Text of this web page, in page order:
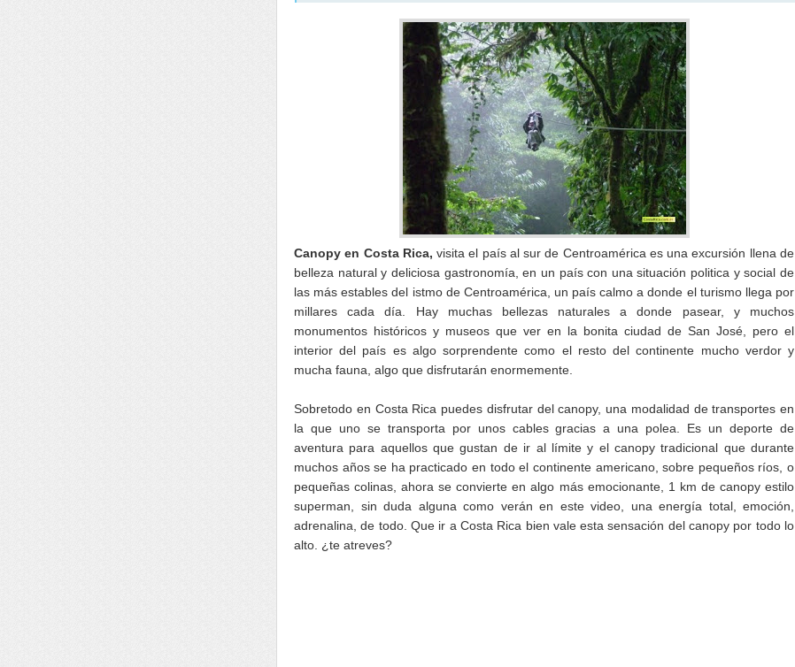
Canopy en Costa Rica,visita el país al sur de Centroamérica es una excursión llena de
belleza natural y deliciosa gastronomía, en un país con una situación politica y social de
las más estables del istmo de Centroamérica, un país calmo a donde el turismo llega por
millares cada día. Hay muchas bellezas naturales a donde pasear, y muchos
monumentos históricos y museos que ver en la bonita ciudad de San José, pero el
interior del país es algo sorprendente como el resto del continente mucho verdor y
mucha fauna, algo que disfrutarán enormemente.
Sobretodo en Costa Rica puedes disfrutar del canopy, una modalidad de transportes en
la que uno se transporta por unos cables gracias a una polea. Es un deporte de
aventura para aquellos que gustan de ir al límite y el canopy tradicional que durante
muchos años se ha practicado en todo el continente americano, sobre pequeños ríos, o
pequeñas colinas, ahora se convierte en algo más emocionante, 1 km de canopy estilo
superman, sin duda alguna como verán en este video, una energía total, emoción,
adrenalina, de todo. Que ir a Costa Rica bien vale esta sensación del canopy por todo lo
alto. ¿te atreves?